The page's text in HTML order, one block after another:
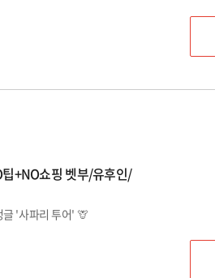
+NO쇼핑 벳부/유후인/
글 '사파리 투어' 🦒